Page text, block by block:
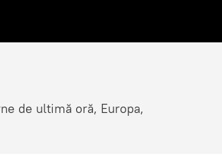
de ultimă oră, Europa,